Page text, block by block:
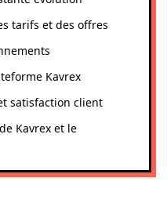
tarifs et des offres
Kavrex
satisfaction client
Kavrex et le